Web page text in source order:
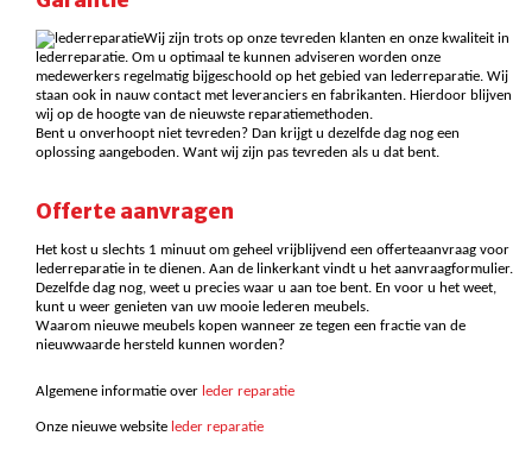
Wij zijn trots op onze tevreden klanten en onze kwaliteit in
lederreparatie. Om u optimaal te kunnen adviseren worden onze
medewerkers regelmatig bijgeschoold op het gebied van lederreparatie. Wij
staan ook in nauw contact met leveranciers en fabrikanten. Hierdoor blijven
wij op de hoogte van de nieuwste reparatiemethoden.
Bent u onverhoopt niet tevreden? Dan krijgt u dezelfde dag nog een
oplossing aangeboden. Want wij zijn pas tevreden als u dat bent.
Offerte aanvragen
Het kost u slechts 1 minuut om geheel vrijblijvend een offerteaanvraag voor
lederreparatie in te dienen. Aan de linkerkant vindt u het aanvraagformulier.
Dezelfde dag nog, weet u precies waar u aan toe bent. En voor u het weet,
kunt u weer genieten van uw mooie lederen meubels.
Waarom nieuwe meubels kopen wanneer ze tegen een fractie van de
nieuwwaarde hersteld kunnen worden?
Algemene informatie over leder reparatie
Onze nieuwe website leder reparatie